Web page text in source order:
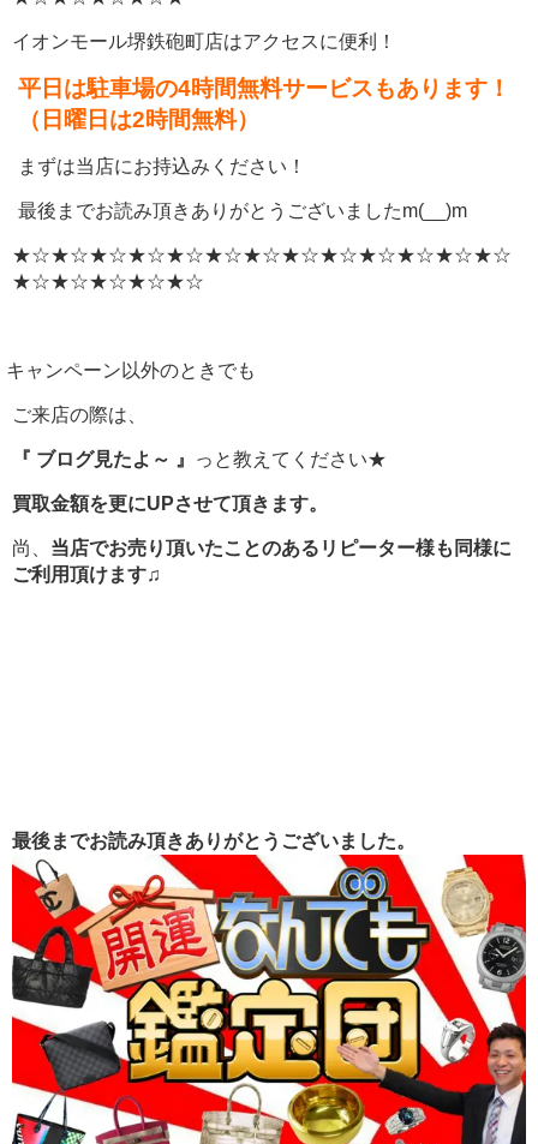
イオンモール堺鉄砲町店はアクセスに便利！
平日は駐車場の4時間無料サービスもあります！
（日曜日は2時間無料）
まずは当店にお持込みください！
最後までお読み頂きありがとうございましたm(__)m
★☆★☆★☆★☆★☆★☆★☆★☆★☆★☆★☆★☆★☆
★☆★☆★☆★☆★☆
キャンペーン以外のときでも
ご来店の際は、
『 ブログ見たよ～ 』 っと教えてください★
買取金額を更にUPさせて頂きます。
尚、 当店でお売り頂いたことのあるリピーター様も同様に
ご利用頂けます♫
最後までお読み頂きありがとうございました。